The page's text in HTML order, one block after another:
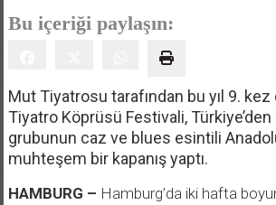
Bu içeriği paylaşın:
Mut Tiyatrosu tarafından bu yıl 9.
Tiyatro Köprüsü Festivali, Türkiye’den
grubunun caz ve blues esintili
muhteşem bir kapanış yaptı.
HAMBURG – Hamburg’da iki hafta